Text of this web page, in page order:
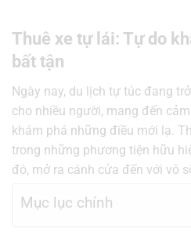
Thuê xe tự lái: Tự do
bất tận
Ngày nay, du lịch tự túc đang
cho nhiều người, mang đến
khám phá những điều mới lạ.
trong những phương tiện hữu
đó, mở ra cánh cửa đến với vô
Mục lục chính